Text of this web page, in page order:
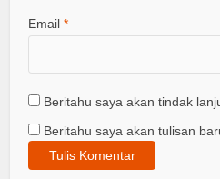
Email*
Beritahu saya akan tindak
Beritahu saya akan tulisan